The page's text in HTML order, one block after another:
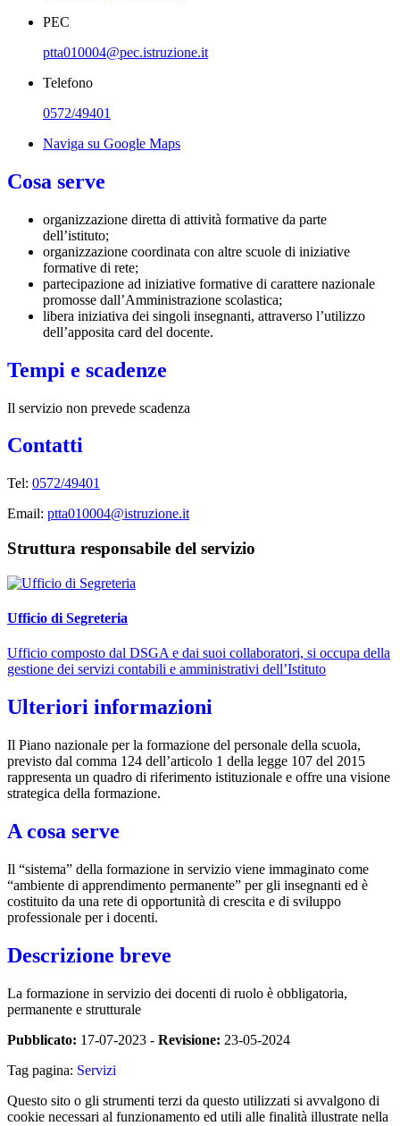
PEC
ptta010004@pec.istruzione.it
Telefono
0572/49401
Naviga su Google Maps
Cosa serve
organizzazione diretta di attività formative da parte
dell’istituto;
organizzazione coordinata con altre scuole di iniziative
formative di rete;
partecipazione ad iniziative formative di carattere nazionale
promosse dall’Amministrazione scolastica;
libera iniziativa dei singoli insegnanti, attraverso l’utilizzo
dell’apposita card del docente.
Tempi e scadenze
Il servizio non prevede scadenza
Contatti
Tel: 0572/49401
Email: ptta010004@istruzione.it
Struttura responsabile del servizio
Ufficio di Segreteria
Ufficio composto dal DSGA e dai suoi collaboratori, si occupa della
gestione dei servizi contabili e amministrativi dell’Istituto
Ulteriori informazioni
Il Piano nazionale per la formazione del personale della scuola,
previsto dal comma 124 dell’articolo 1 della legge 107 del 2015
rappresenta un quadro di riferimento istituzionale e offre una visione
strategica della formazione.
A cosa serve
Il “sistema” della formazione in servizio viene immaginato come
“ambiente di apprendimento permanente” per gli insegnanti ed è
costituito da una rete di opportunità di crescita e di sviluppo
professionale per i docenti.
Descrizione breve
La formazione in servizio dei docenti di ruolo è obbligatoria,
permanente e strutturale
Pubblicato: 17-07-2023 - Revisione: 23-05-2024
Tag pagina: Servizi
Questo sito o gli strumenti terzi da questo utilizzati si avvalgono di
cookie necessari al funzionamento ed utili alle finalità illustrate nella